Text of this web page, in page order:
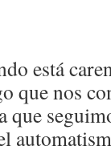
está
que nos
que